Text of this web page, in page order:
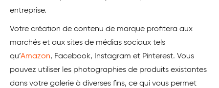
entreprise.
Votre création de contenu de marque profitera aux
marchés et aux sites de médias sociaux tels
qu’Amazon, Facebook, Instagram et Pinterest. Vous
pouvez utiliser les photographies de produits existantes
dans votre galerie à diverses fins, ce qui vous permet